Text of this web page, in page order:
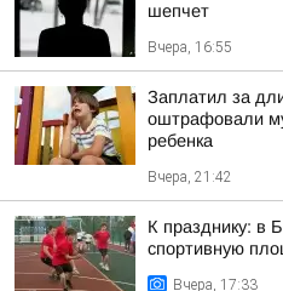
шепчет
Вчера, 16:55
Заплатил за
оштрафовали
ребенка
Вчера, 21:42
К празднику: в
спортивную
Вчера, 17:33